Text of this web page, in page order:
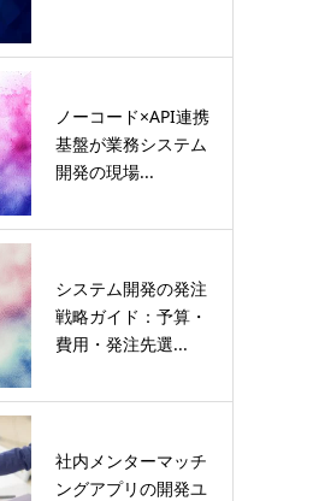
ノーコード×API連携
基盤が業務システム
開発の現場...
システム開発の発注
戦略ガイド：予算・
費用・発注先選...
社内メンターマッチ
ングアプリの開発ユ